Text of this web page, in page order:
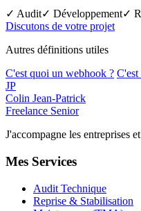
✓ Audit✓ Développement✓
Discutons de votre projet
Autres définitions utiles
C'est quoi un webhook ? C'est
JP
Colin Jean-Patrick
Freelance Senior
J'accompagne les entreprises
Mes Services
Audit Technique
Reprise & Stabilisation